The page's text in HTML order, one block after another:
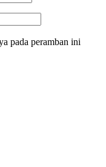
pada peramban ini